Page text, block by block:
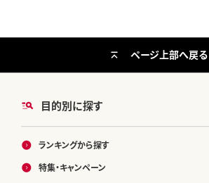
目的別に探す
ランキングから探す
特集・キャンペーン
ページ上部へ戻る